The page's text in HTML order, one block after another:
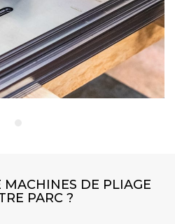
MACHINES DE PLIAGE
PARC ?